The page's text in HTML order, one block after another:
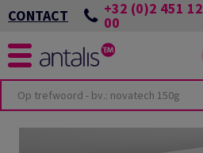
CONTACT +32 (0)2 451 12
00